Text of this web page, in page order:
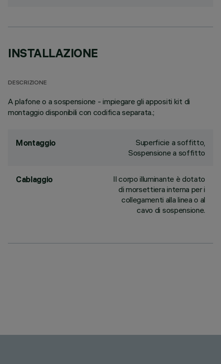
INSTALLAZIONE
DESCRIZIONE
A plafone o a sospensione - impiegare gli appositi kit di
montaggio disponibili con codifica separata.;
Montaggio
Superficie a soffitto,
Sospensione a soffitto
Cablaggio
Il corpo illuminante è dotato
di morsettiera interna per i
collegamenti alla linea o al
cavo di sospensione.